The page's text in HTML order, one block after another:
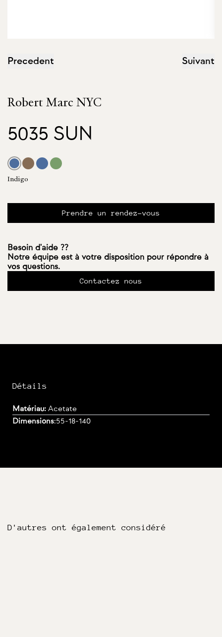
Precedent Suivant
Robert Marc NYC
5035 SUN
Indigo
Prendre un rendez-vous
Besoin d'aide ??
Notre équipe est à votre disposition pour répondre à
vos questions.
Contactez nous
Détails
Matériau: Acetate
Dimensions:55-18-140
D'autres ont également considéré